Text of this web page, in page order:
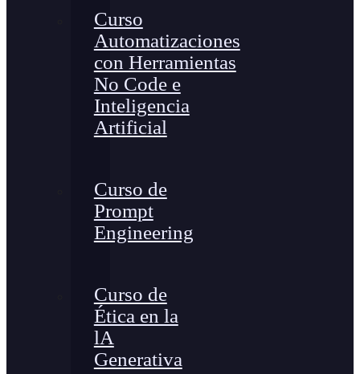
Curso
Automatizaciones
con Herramientas
No Code e
Inteligencia
Artificial
Curso de
Prompt
Engineering
Curso de
Ética en la
lA
Generativa